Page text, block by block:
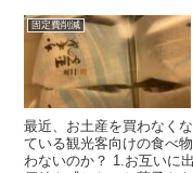
固定費削減
最近、お土産を買わなく
ている観光客向けの食べ
わないのか？ 1.お互いに